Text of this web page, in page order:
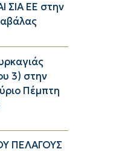
ΣΙΑ ΕΕ στην
3) στην
Πέμπτη
ΠΕΛΑΓΟΥΣ